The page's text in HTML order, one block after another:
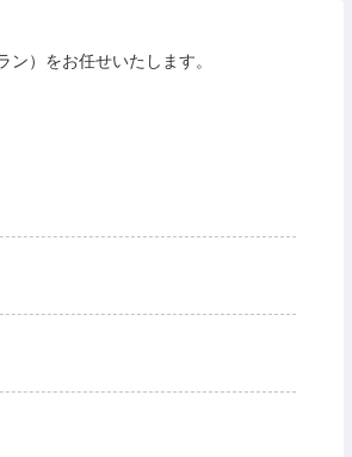
）をお任せいたします。